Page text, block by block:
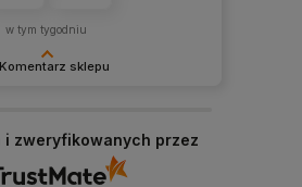
Komentarz sklepu
w tym tygodniu
i zweryfikowanych przez